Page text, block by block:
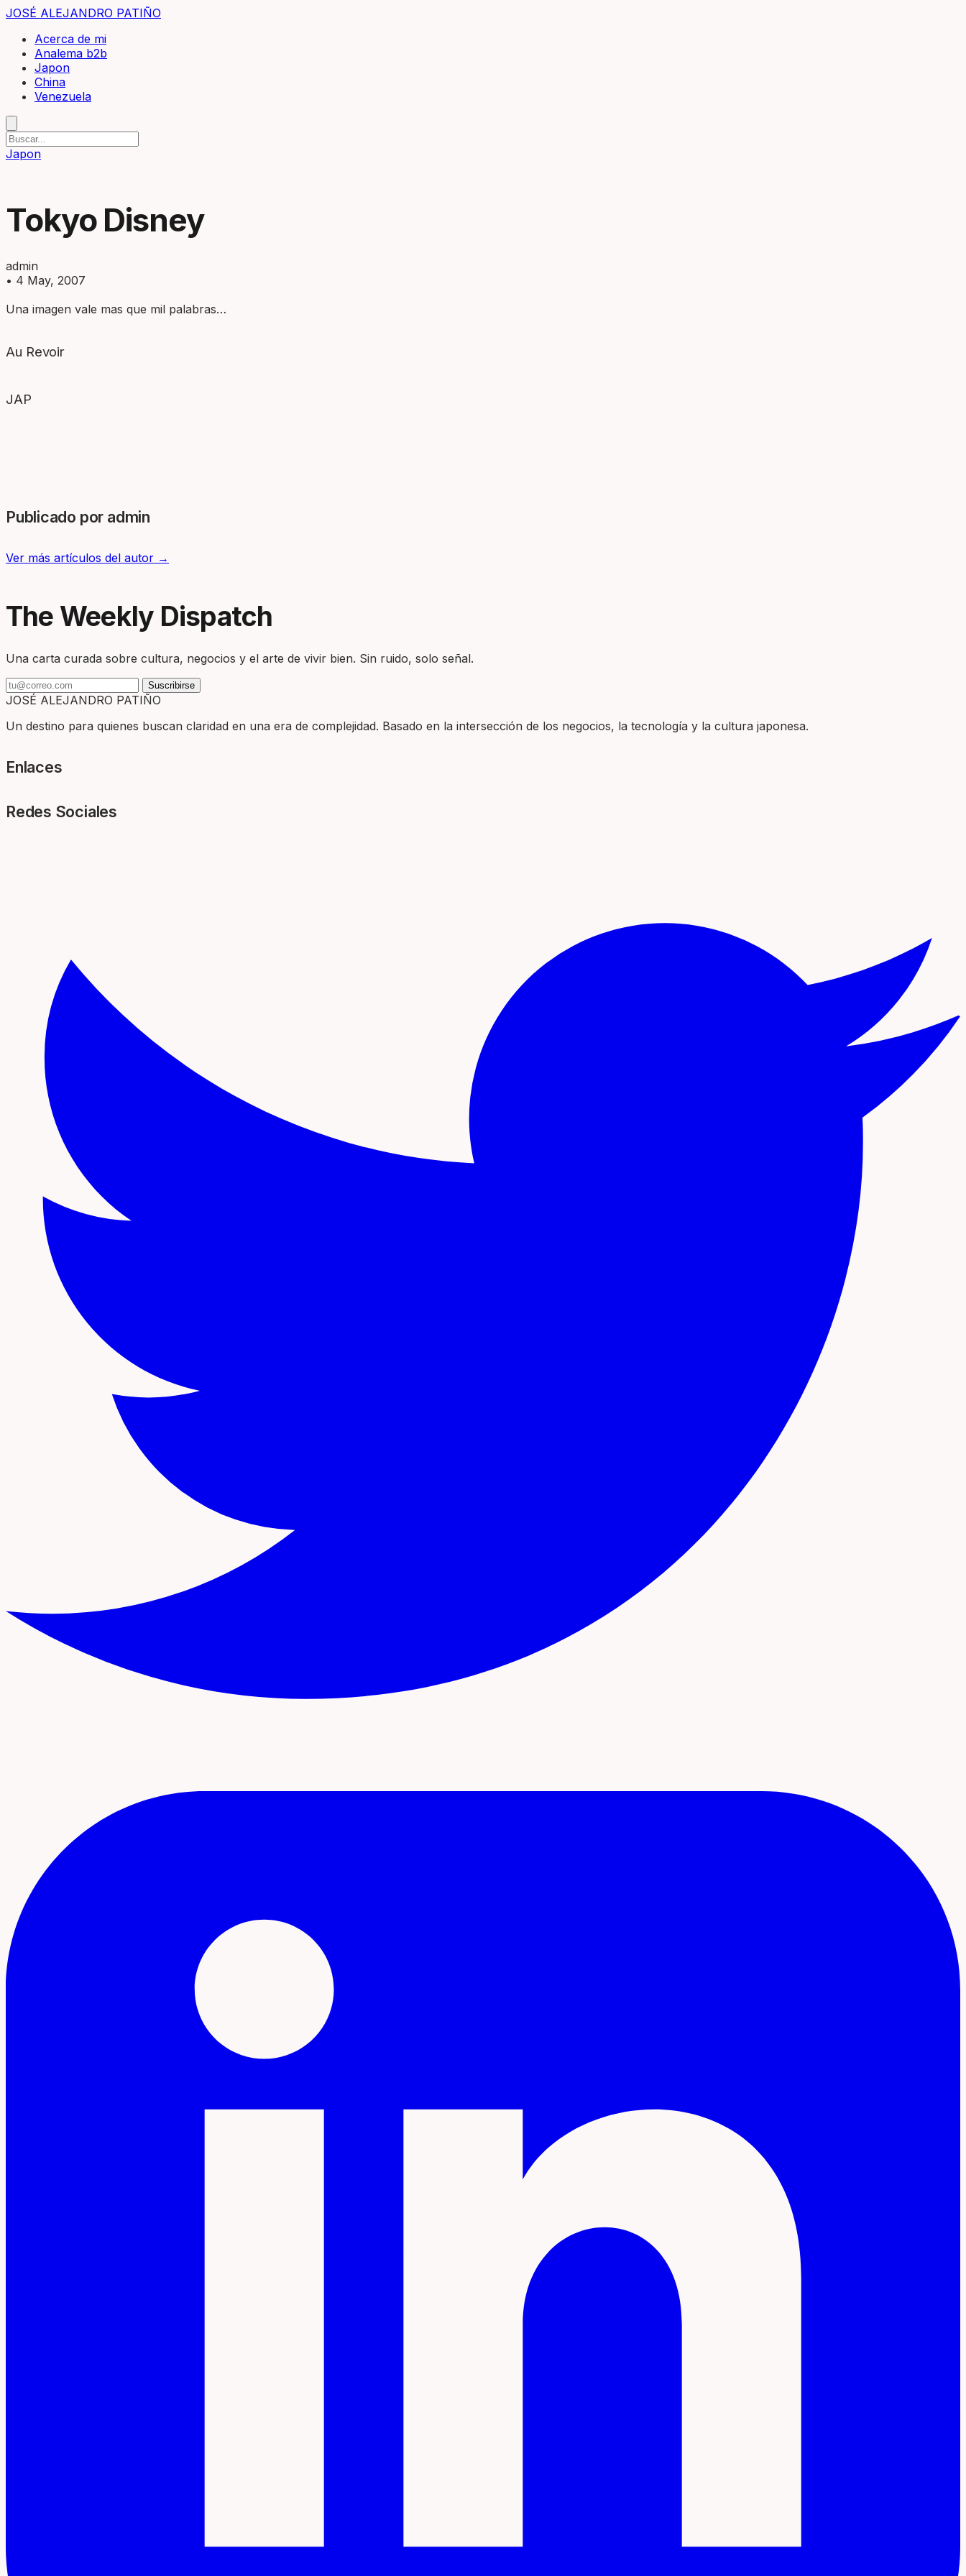
JOSÉ ALEJANDRO PATIÑO
Acerca de mi
Analema b2b
Japon
China
Venezuela
Japon
Tokyo Disney
admin
• 4 May, 2007
Una imagen vale mas que mil palabras…
Au Revoir
JAP
Publicado por admin
Ver más artículos del autor →
The Weekly Dispatch
Una carta curada sobre cultura, negocios y el arte de vivir bien. Sin ruido, solo señal.
Suscribirse
JOSÉ ALEJANDRO PATIÑO
Un destino para quienes buscan claridad en una era de complejidad. Basado en la intersección de los negocios, la tecnología y la cultura japonesa.
Enlaces
Redes Sociales